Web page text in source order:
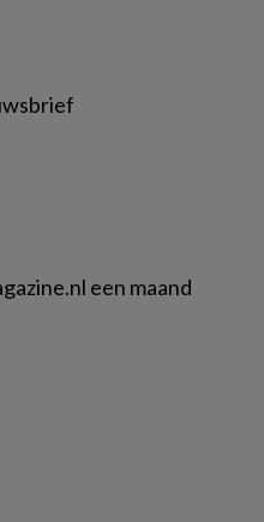
een maand